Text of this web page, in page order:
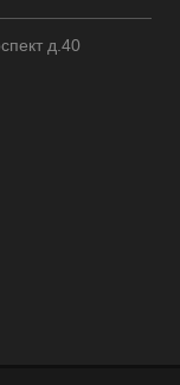
д.40